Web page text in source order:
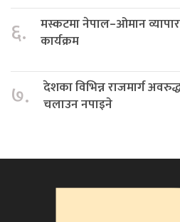
६.
मस्कटमा नेपाल–ओमान व्यापार
कार्यक्रम
७.
देशका विभिन्न राजमार्ग
चलाउन नपाइने